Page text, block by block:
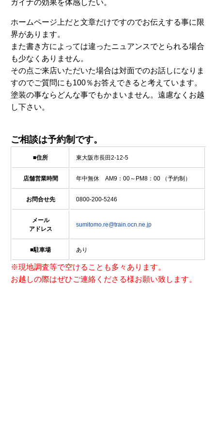
ガイナの効果を体感したい。
ホームページ上だと文章だけですのでお伝えする事に限
界があります。
また書き方によっては違ったニュアンスでとられる場合
も少なくありません。
その点ご来店いただいた場合は対面でのお話しになりま
すのでご質問にも100％お答えできると考えています。
塗装の事ならどんな事でもかまいません。遠慮なくお越
し下さい。
ご相談は予約制です。
■住所 東大阪市長田2-12-5
店舗営業時間 年中無休 AM9：00～PM8：00 （予約制）
お問合せ先 0800-200-5246
メール
アドレス
sumitomo.re@train.ocn.ne.jp
■駐車場 あり
※現地調査等で空けることも多々あります。
お越しの際はぜひご連絡くださる様お願い致します。